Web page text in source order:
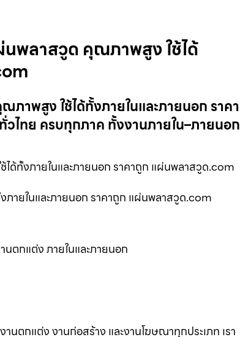
นพลาสวูด คุณภาพสูง ใช้ได้
าพสูง ใช้ได้ทั้งภายในและภายนอก ราคา
ทย ครบทุกภาค ทั้งงานภายใน–ภายนอก
ทั้งภายในและภายนอก ราคาถูก แผ่นพลาสวูด.com
ายในและภายนอก ราคาถูก แผ่นพลาสวูด.com
ตกแต่ง ภายในและภายนอก
ตกแต่ง งานก่อสร้าง และงานโฆษณาทุกประเภท เรา